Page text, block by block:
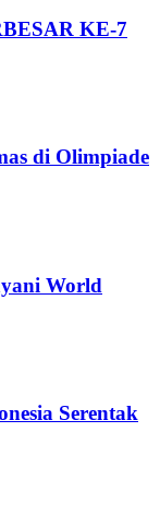
KE-7
di Olimpiade
World
Serentak